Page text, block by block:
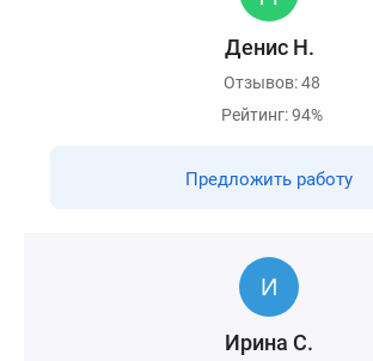
Денис Н.
Отзывов: 48
Рейтинг: 94%
Предложить работу
Ирина С.